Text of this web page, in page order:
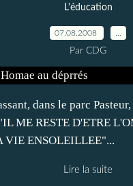
L'éducation
07.08.2008
Par CDG
dans le parc
ME RESTE D'ETRE
VIE ENSOLEILLEE"...
Lire la suite